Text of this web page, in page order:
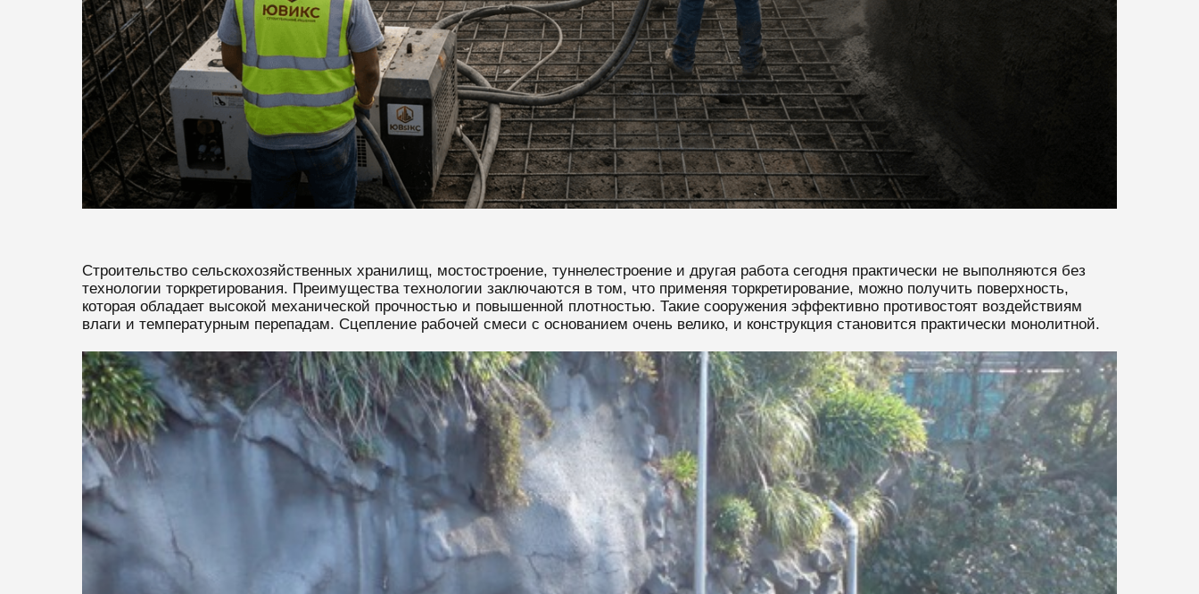
Строительство сельскохозяйственных хранилищ, мостостроение, туннелестроение и другая работа сегодня практически не выполняются без
технологии торкретирования. Преимущества технологии заключаются в том, что применяя торкретирование, можно получить поверхность,
которая обладает высокой механической прочностью и повышенной плотностью. Такие сооружения эффективно противостоят воздействиям
влаги и температурным перепадам. Сцепление рабочей смеси с основанием очень велико, и конструкция становится практически монолитной.